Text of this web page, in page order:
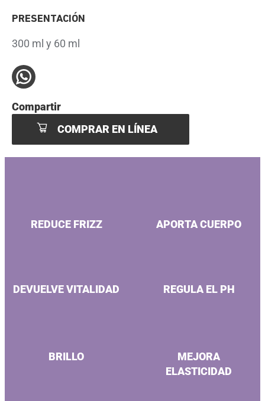
PRESENTACIÓN
300 ml y 60 ml
Compartir
COMPRAR EN LÍNEA
REDUCE FRIZZ APORTA CUERPO
DEVUELVE VITALIDAD REGULA EL PH
BRILLO
MEJORA
ELASTICIDAD